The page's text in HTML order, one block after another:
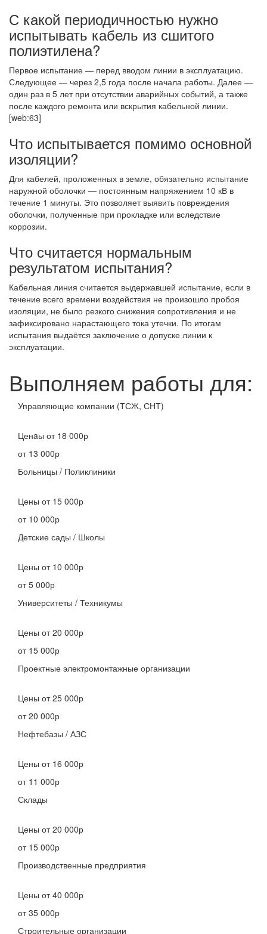
С какой периодичностью нужно
испытывать кабель из сшитого
полиэтилена?
Первое испытание — перед вводом линии в эксплуатацию.
Следующее — через 2,5 года после начала работы. Далее —
один раз в 5 лет при отсутствии аварийных событий, а также
после каждого ремонта или вскрытия кабельной линии.
[web:63]
Что испытывается помимо основной
изоляции?
Для кабелей, проложенных в земле, обязательно испытание
наружной оболочки — постоянным напряжением 10 кВ в
течение 1 минуты. Это позволяет выявить повреждения
оболочки, полученные при прокладке или вследствие
коррозии.
Что считается нормальным
результатом испытания?
Кабельная линия считается выдержавшей испытание, если в
течение всего времени воздействия не произошло пробоя
изоляции, не было резкого снижения сопротивления и не
зафиксировано нарастающего тока утечки. По итогам
испытания выдаётся заключение о допуске линии к
эксплуатации.
Выполняем работы для:
Управляющие компании (ТСЖ, СНТ)
Ценaы от 18 000р
от 13 000р
Больницы / Поликлиники
Цены от 15 000р
от 10 000р
Детские сады / Школы
Цены от 10 000р
от 5 000р
Университеты / Техникумы
Цены от 20 000р
от 15 000р
Проектные электромонтажные организации
Цены от 25 000р
от 20 000р
Нефтебазы / АЗС
Цены от 16 000р
от 11 000р
Склады
Цены от 20 000р
от 15 000р
Производственные предприятия
Цены от 40 000р
от 35 000р
Строительные организации